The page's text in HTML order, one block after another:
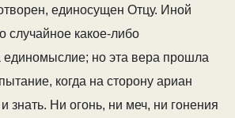
единосущен Отцу. Иной
случайное какое-либо
но эта вера прошла
когда на сторону ариан
знать. Ни огонь, ни меч, ни гонения